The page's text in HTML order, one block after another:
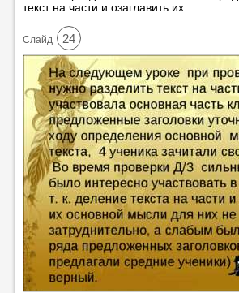
текст на части и озаглавить их
Cлайд 24